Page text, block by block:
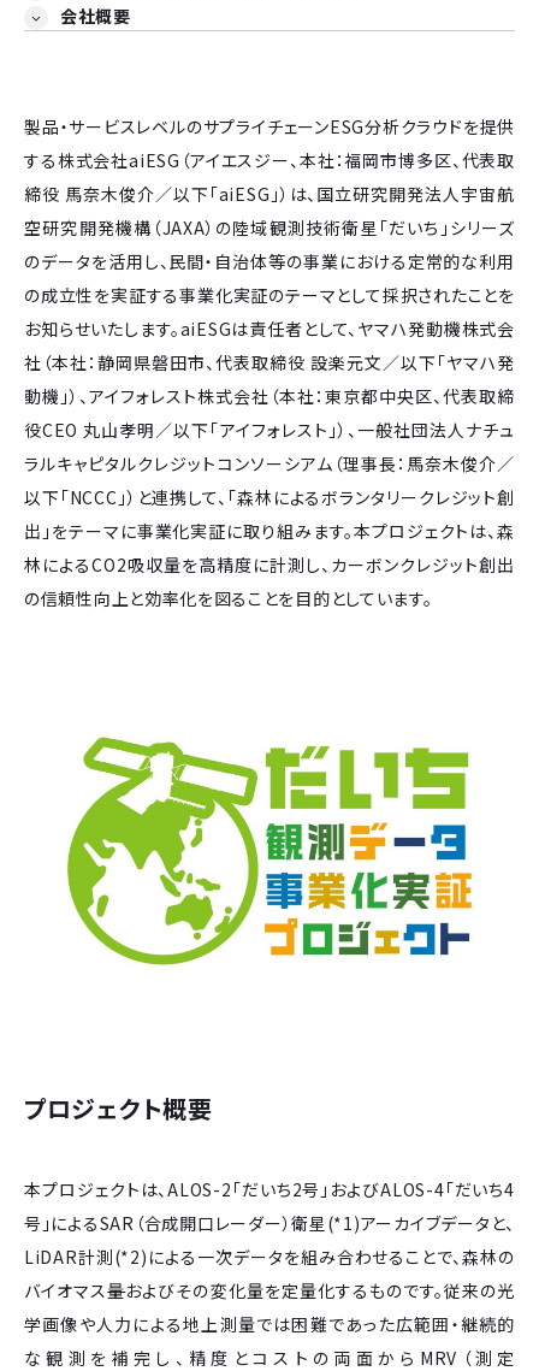
会社概要
製品・サービスレベルのサプライチェーンESG分析クラウドを提供
する株式会社aiESG（アイエスジー、本社：福岡市博多区、代表取
締役 馬奈木俊介／以下「aiESG」）は、国立研究開発法人宇宙航
空研究開発機構（JAXA）の陸域観測技術衛星「だいち」シリーズ
のデータを活用し、民間・自治体等の事業における定常的な利用
の成立性を実証する事業化実証のテーマとして採択されたことを
お知らせいたします。aiESGは責任者として、ヤマハ発動機株式会
社（本社：静岡県磐田市、代表取締役 設楽元文／以下「ヤマハ発
動機」）、アイフォレスト株式会社（本社：東京都中央区、代表取締
役CEO 丸山孝明／以下「アイフォレスト」）、一般社団法人ナチュ
ラルキャピタルクレジットコンソーシアム（理事長：馬奈木俊介／
以下「NCCC」）と連携して、「森林によるボランタリークレジット創
出」をテーマに事業化実証に取り組みます。本プロジェクトは、森
林によるCO2吸収量を高精度に計測し、カーボンクレジット創出
の信頼性向上と効率化を図ることを目的としています。
プロジェクト概要
本プロジェクトは、ALOS-2「だいち2号」およびALOS-4「だいち4
号」によるSAR（合成開口レーダー）衛星(*1)アーカイブデータと、
LiDAR計測(*2)による一次データを組み合わせることで、森林の
バイオマス量およびその変化量を定量化するものです。従来の光
学画像や人力による地上測量では困難であった広範囲・継続的
な観測を補完し、精度とコストの両面からMRV（測定